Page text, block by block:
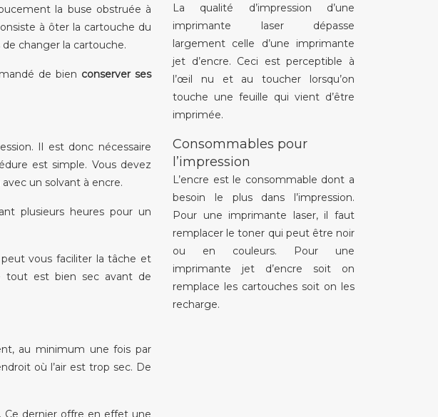
la buse obstruée à
à ôter la cartouche du
changer la cartouche.
de bien conserver ses
Il est donc nécessaire
est simple. Vous devez
un solvant à encre.
plusieurs heures pour un
vous faciliter la tâche et
tout est bien sec avant de
au minimum une fois par
où l’air est trop sec. De
Ce dernier offre en effet une
La qualité d’impression d’une
imprimante laser dépasse
largement celle d’une imprimante
jet d’encre. Ceci est perceptible à
l’œil nu et au toucher lorsqu’on
touche une feuille qui vient d’être
imprimée.
Consommables pour
l’impression
L’encre est le consommable dont a
besoin le plus dans l’impression.
Pour une imprimante laser, il faut
remplacer le toner qui peut être noir
ou en couleurs. Pour une
imprimante jet d’encre soit on
remplace les cartouches soit on les
recharge.